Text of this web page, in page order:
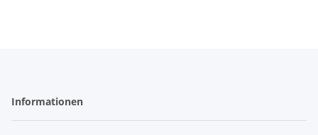
Informationen